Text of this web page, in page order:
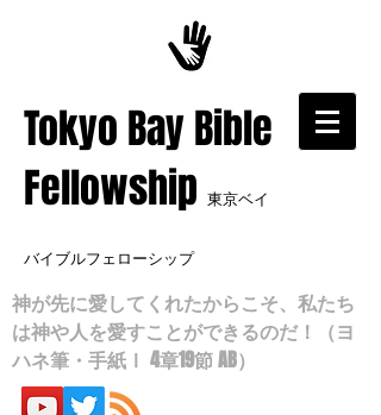
​Tokyo Bay Bible
Fellowship 東京ベイ
バイブルフェローシップ
神が先に愛してくれたからこそ、私たち
は神や人を愛すことができるのだ！（ヨ
ハネ筆・手紙Ⅰ 4章19節 AB）